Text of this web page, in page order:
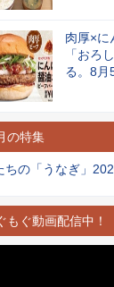
肉厚×に
「おろ
る。8月
の特集
ちの「うなぎ」
もぐ動画配信中！